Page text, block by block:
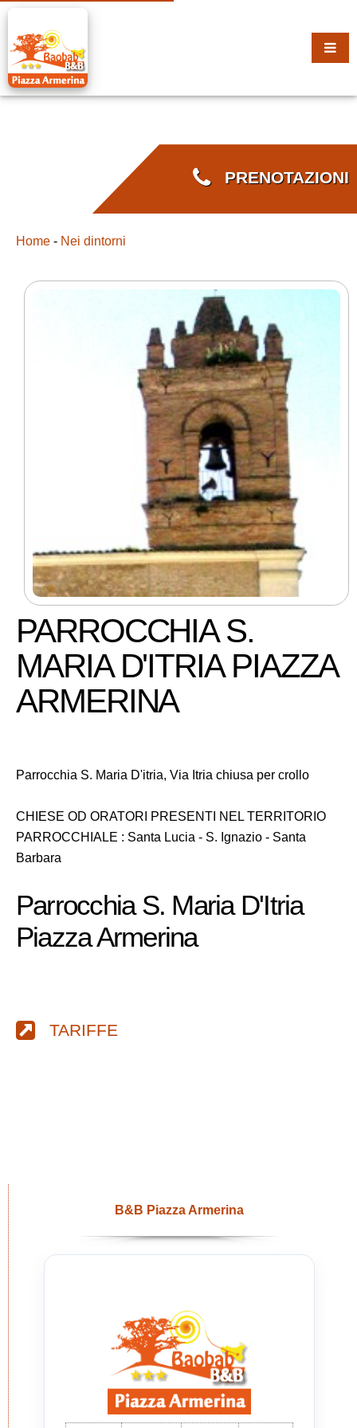
PRENOTAZIONI
Home - Nei dintorni
PARROCCHIA S.
MARIA D'ITRIA PIAZZA
ARMERINA
Parrocchia S. Maria D'itria, Via Itria chiusa per crollo
CHIESE OD ORATORI PRESENTI NEL TERRITORIO
PARROCCHIALE : Santa Lucia - S. Ignazio - Santa
Barbara
Parrocchia S. Maria D'Itria
Piazza Armerina
TARIFFE
B&B Piazza Armerina